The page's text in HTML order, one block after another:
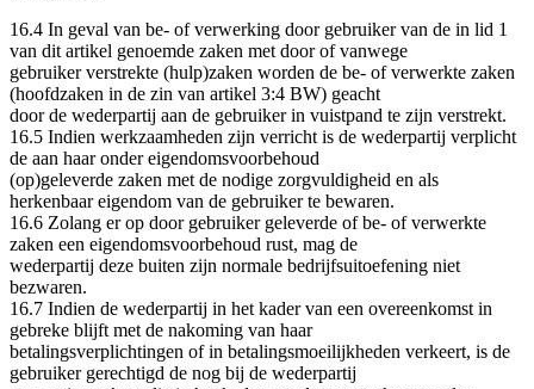
16.4 In geval van be‐ of verwerking door gebruiker van de in lid 1
van dit artikel genoemde zaken met door of vanwege
gebruiker verstrekte (hulp)zaken worden de be‐ of verwerkte zaken
(hoofdzaken in de zin van artikel 3:4 BW) geacht
door de wederpartij aan de gebruiker in vuistpand te zijn verstrekt.
16.5 Indien werkzaamheden zijn verricht is de wederpartij verplicht
de aan haar onder eigendomsvoorbehoud
(op)geleverde zaken met de nodige zorgvuldigheid en als
herkenbaar eigendom van de gebruiker te bewaren.
16.6 Zolang er op door gebruiker geleverde of be‐ of verwerkte
zaken een eigendomsvoorbehoud rust, mag de
wederpartij deze buiten zijn normale bedrijfsuitoefening niet
bezwaren.
16.7 Indien de wederpartij in het kader van een overeenkomst in
gebreke blijft met de nakoming van haar
betalingsverplichtingen of in betalingsmoeilijkheden verkeert, is de
gebruiker gerechtigd de nog bij de wederpartij